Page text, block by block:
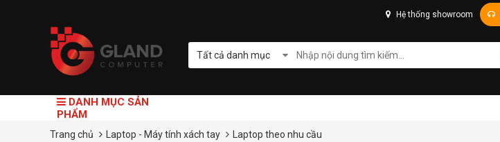
Hệ thống showroom
Tất cả danh mục
DANH MỤC SẢN
PHẨM
Trang chủ Laptop - Máy tính xách tay Laptop theo nhu cầu